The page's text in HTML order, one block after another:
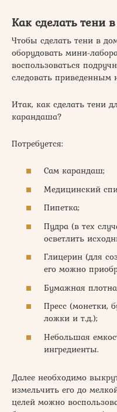
Как сделать тени
Чтобы сделать тени в
оборудовать мини-
воспользоваться
следовать приведенным
Итак, как сделать тени
карандаша?
Потребуется:
Сам карандаш;
Медицинский
Пипетка;
Пудра (в тех
осветлить
Глицерин (для
его можно
Бумажная
Пресс (монетки,
ложки и т.д.);
Небольшая
ингредиенты.
Далее необходимо
измельчить его до
целей можно